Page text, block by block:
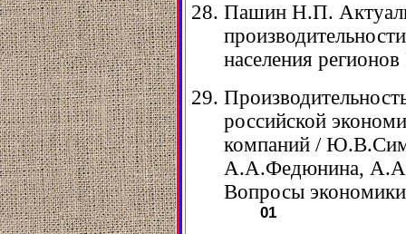
Пашин Н.П.
населения
российской
компаний /
А.А.Федюнина,
Вопросы
01